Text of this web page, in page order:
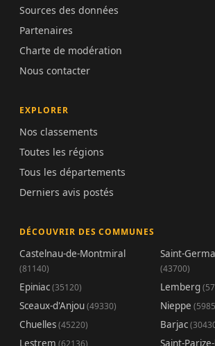
Sources des données
Partenaires
Charte de modération
Nous contacter
EXPLORER
Nos classements
Toutes les régions
Tous les départements
Derniers avis postés
DÉCOUVRIR DES COMMUNES
Castelnau-de-Montmiral
(81140)
Saint-
(43700)
Epiniac(35120) Lemberg
Sceaux-d'Anjou(49330) Nieppe
Chuelles(45220) Barjac
Lestrem (62136) Saint-